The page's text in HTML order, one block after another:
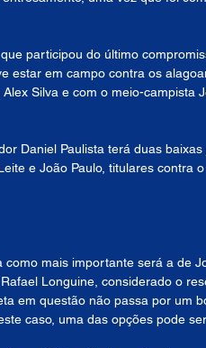
participou do último
estar em campo contra os
Silva e com o meio-campista
Daniel Paulista terá duas
e João Paulo, titulares contra
como mais importante será a de
Longuine, considerado o
em questão não passa por um
caso, uma das opções pode